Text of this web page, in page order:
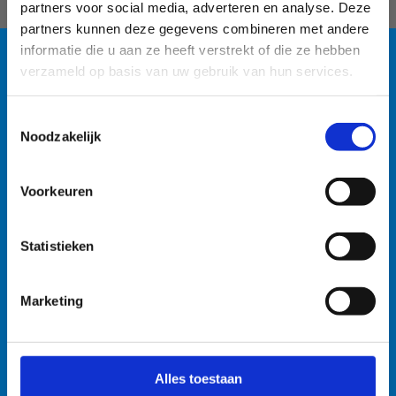
partners voor social media, adverteren en analyse. Deze
partners kunnen deze gegevens combineren met andere
informatie die u aan ze heeft verstrekt of die ze hebben
verzameld op basis van uw gebruik van hun services.
Noodzakelijk
Voorkeuren
Statistieken
Marketing
Alles toestaan
watersportbaan
🚫 Helaas is er blauwalg vastgesteld in onze
watersportbaan. Dit betekent dat er vanaf nu een
recreatieverbod geldt. 🛶 Roeien, kajakken en zeilen
wordt afgeraden, maar kunnen mits volgende
na elke training. • Boten goed afspoelen na elke
training. • Niet in de drijflaag varen. • Niet voor
personen met een zwakke gezondheid. Voor de
voorzien. Bedankt voor jullie begrip! 💙